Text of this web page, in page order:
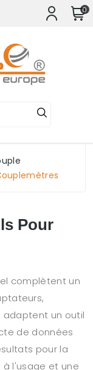
0
Pour
complètent un
adaptent un outil
de données
pour la
l'usage et une